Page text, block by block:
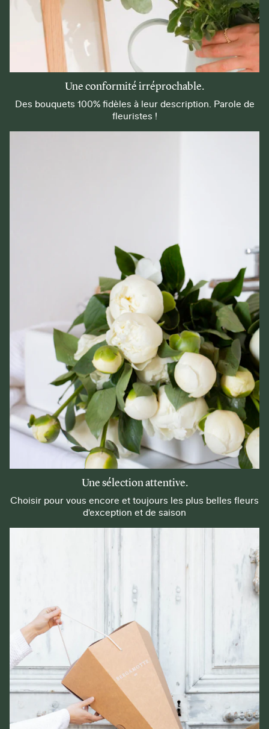
Une conformité irréprochable.
Des bouquets 100% fidèles à leur description. Parole de
fleuristes !
Une sélection attentive.
Choisir pour vous encore et toujours les plus belles fleurs
d'exception et de saison